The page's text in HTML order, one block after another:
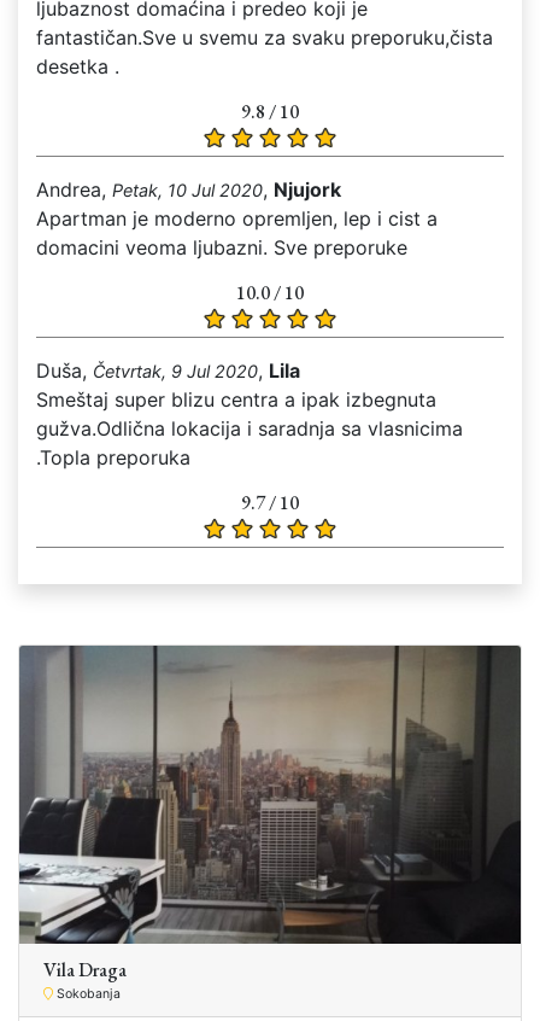
ljubaznost domaćina i predeo koji je
fantastičan.Sve u svemu za svaku preporuku,čista
desetka .
9.8 / 10
Andrea, Petak, 10 Jul 2020, Njujork
Apartman je moderno opremljen, lep i cist a
domacini veoma ljubazni. Sve preporuke
10.0 / 10
Duša, Četvrtak, 9 Jul 2020, Lila
Smeštaj super blizu centra a ipak izbegnuta
gužva.Odlična lokacija i saradnja sa vlasnicima
.Topla preporuka
9.7 / 10
Vila Draga
Sokobanja